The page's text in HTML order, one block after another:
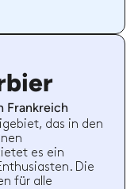
Frankreich
das in den
es ein
Die
für alle